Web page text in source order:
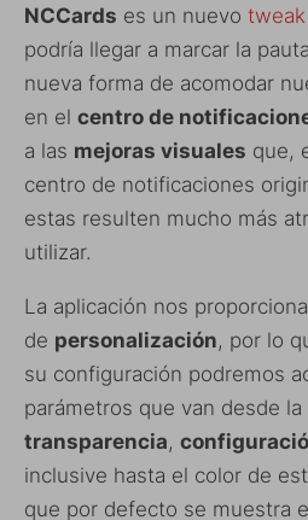
NCCards es un nuevo tweak
podría llegar a marcar la
nueva forma de acomodar
en el centro de
a las mejoras visuales que,
centro de notificaciones
estas resulten mucho más
utilizar.
La aplicación nos
de personalización, por lo
su configuración podremos
parámetros que van desde la
transparencia,
inclusive hasta el color de
que por defecto se muestra